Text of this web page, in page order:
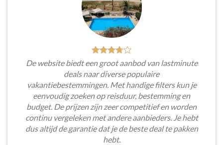
De website biedt een groot aanbod van lastminute
deals naar diverse populaire
vakantiebestemmingen. Met handige filters kun je
eenvoudig zoeken op reisduur, bestemming en
budget. De prijzen zijn zeer competitief en worden
continu vergeleken met andere aanbieders. Je hebt
dus altijd de garantie dat je de beste deal te pakken
hebt.